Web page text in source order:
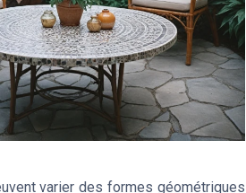
varier des formes géométriques